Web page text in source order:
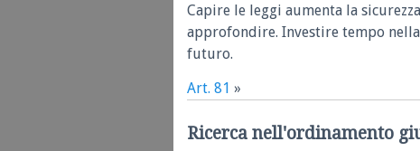
Capire le leggi aumenta la
approfondire. Investire tempo
futuro.
Art. 81 »
Ricerca nell'ordinamento